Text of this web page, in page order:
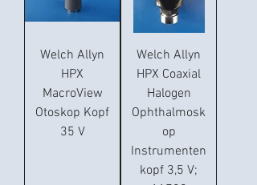
Welch Allyn
HPX
MacroView
Otoskop Kopf
35 V
Welch Allyn
HPX Coaxial
Halogen
Ophthalmosk
op
Instrumenten
kopf 3,5 V;